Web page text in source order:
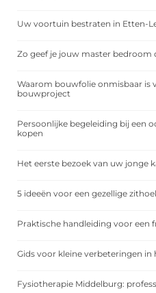
Uw voortuin bestraten in Etten-
Zo geef je jouw master bedroom
Waarom bouwfolie onmisbaar is
bouwproject
Persoonlijke begeleiding bij een
kopen
Het eerste bezoek van uw jonge
5 ideeën voor een gezellige
Praktische handleiding voor een
Gids voor kleine verbeteringen in
Fysiotherapie Middelburg: